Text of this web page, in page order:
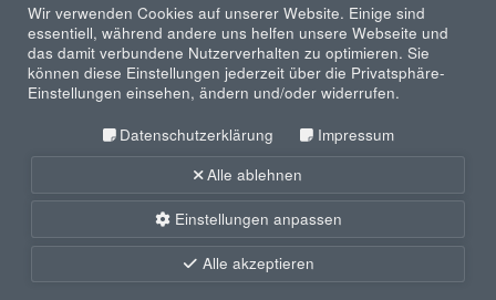
Carl-Orff-Institut · Salzburg · Österreich
El Cimarrón
Europa
Freitag
11
Oktober 2019
Wir verwenden Cookies auf unserer Website. Einige sind
essentiell, während andere uns helfen unsere Webseite und
das damit verbundene Nutzerverhalten zu optimieren. Sie
können diese Einstellungen jederzeit über die Privatsphäre-
Einstellungen einsehen, ändern und/oder widerrufen.
Datenschutzerklärung
Impressum
Alle ablehnen
Einstellungen anpassen
Alle akzeptieren